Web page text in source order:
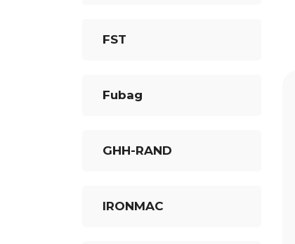
FST
Fubag
GHH-RAND
IRONMAC